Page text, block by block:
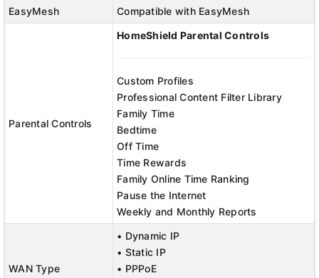
EasyMesh
Compatible with EasyMesh
Parental Controls
HomeShield Parental Controls
Custom Profiles
Professional Content Filter Library
Family Time
Bedtime
Off Time
Time Rewards
Family Online Time Ranking
Pause the Internet
Weekly and Monthly Reports
WAN Type
• Dynamic IP
• Static IP
• PPPoE